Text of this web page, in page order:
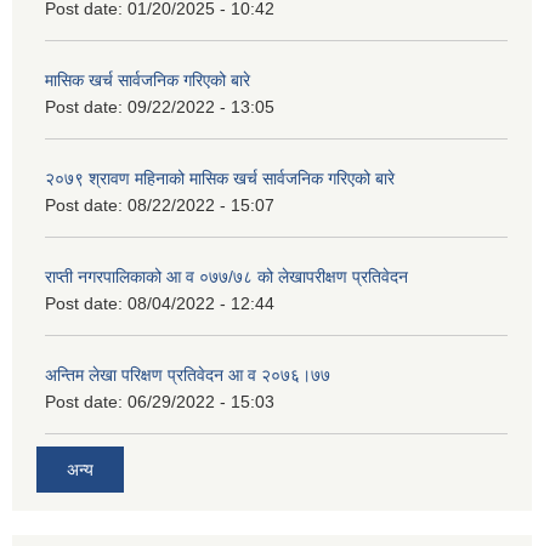
Post date: 01/20/2025 - 10:42
मासिक खर्च सार्वजनिक गरिएको बारे
Post date: 09/22/2022 - 13:05
२०७९ श्रावण महिनाको मासिक खर्च सार्वजनिक गरिएको बारे
Post date: 08/22/2022 - 15:07
राप्ती नगरपालिकाको आ व ०७७/७८ को लेखापरीक्षण प्रतिवेदन
Post date: 08/04/2022 - 12:44
अन्तिम लेखा परिक्षण प्रतिवेदन आ व २०७६।७७
Post date: 06/29/2022 - 15:03
अन्य